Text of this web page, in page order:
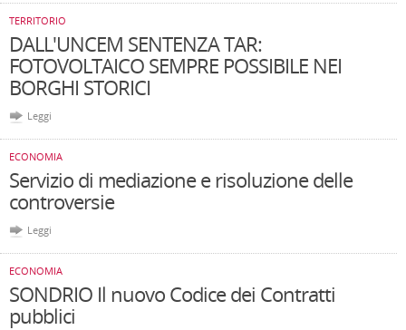
TERRITORIO
DALL'UNCEM SENTENZA TAR:
FOTOVOLTAICO SEMPRE POSSIBILE NEI
BORGHI STORICI
Leggi
ECONOMIA
Servizio di mediazione e risoluzione delle
controversie
Leggi
ECONOMIA
SONDRIO Il nuovo Codice dei Contratti
pubblici